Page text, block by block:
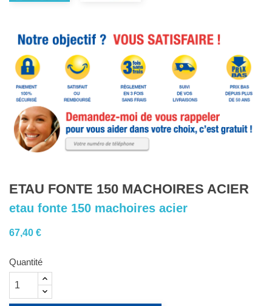
ETAU FONTE 150 MACHOIRES ACIER
etau fonte 150 machoires acier
67,40 €
Quantité